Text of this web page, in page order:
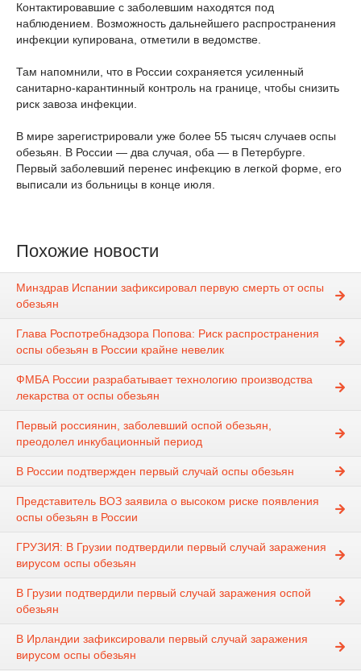
Контактировавшие с заболевшим находятся под
наблюдением. Возможность дальнейшего распространения
инфекции купирована, отметили в ведомстве.
Там напомнили, что в России сохраняется усиленный
санитарно-карантинный контроль на границе, чтобы снизить
риск завоза инфекции.
В мире зарегистрировали уже более 55 тысяч случаев оспы
обезьян. В России — два случая, оба — в Петербурге.
Первый заболевший перенес инфекцию в легкой форме, его
выписали из больницы в конце июля.
Похожие новости
Минздрав Испании зафиксировал первую смерть от оспы
обезьян
Глава Роспотребнадзора Попова: Риск распространения
оспы обезьян в России крайне невелик
ФМБА России разрабатывает технологию производства
лекарства от оспы обезьян
Первый россиянин, заболевший оспой обезьян,
преодолел инкубационный период
В России подтвержден первый случай оспы обезьян
Представитель ВОЗ заявила о высоком риске появления
оспы обезьян в России
ГРУЗИЯ: В Грузии подтвердили первый случай заражения
вирусом оспы обезьян
В Грузии подтвердили первый случай заражения оспой
обезьян
В Ирландии зафиксировали первый случай заражения
вирусом оспы обезьян